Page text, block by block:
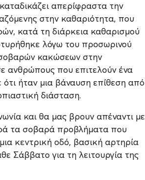
απερίφραστα την
στην καθαριότητα, που
κατά τη διάρκεια καθαρισμού
λόγω του προσωρινού
κακώσεων στην
ανθρώπους που επιτελούν ένα
ότι ήταν μια βάναυση επίθεση από
διάσταση.
και θα μας βρουν απέναντι με
τα σοβαρά προβλήματα που
κεντρική οδό, βασική αρτηρία
Σάββατο για τη λειτουργία της